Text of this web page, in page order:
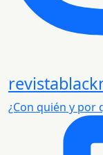
¿Con quién y por